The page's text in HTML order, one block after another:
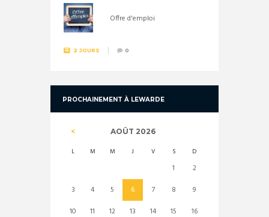
Offre d'emploi
2 JOURS 0
PROCHAINEMENT À LEWARDE
AOÛT 2026
L M M J V S D
1
2
3
4 5 6 7 8
9
10
11 12 13 14 15 16